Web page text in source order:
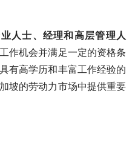
人士、经理和高层管理人
作机会并满足一定的资格条
有高学历和丰富工作经验的
坡的劳动力市场中提供重要